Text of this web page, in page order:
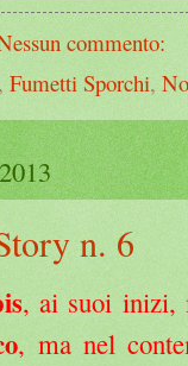
commento:
, Fumetti Sporchi,
n. 6
, ai suoi inizi,
, ma nel